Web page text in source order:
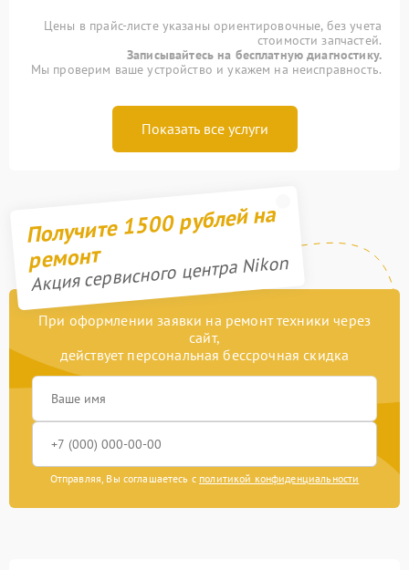
Цены в прайс-листе указаны ориентировочные, без учета
стоимости запчастей.
Записывайтесь на бесплатную диагностику.
Мы проверим ваше устройство и укажем на неисправность.
Показать все услуги
Получите 1500 рублей на
ремонт
Акция сервисного центра Nikon
При оформлении заявки на ремонт техники через
сайт,
действует персональная бессрочная скидка
Отправляя, Вы соглашаетесь с политикой конфиденциальности